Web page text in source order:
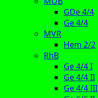
GDe 4/4
Ge 4/4
MVR
Hem 2/2
RhB
Ge 4/4 I
Ge 4/4 II
Ge 4/4 III